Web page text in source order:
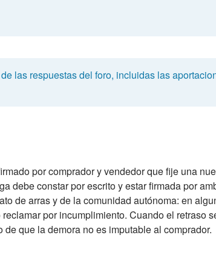
las respuestas del foro, incluidas las
por comprador y vendedor que fije una
debe constar por escrito y estar firmada por
de arras y de la comunidad autónoma: en
por incumplimiento. Cuando el retraso
que la demora no es imputable al comprador.